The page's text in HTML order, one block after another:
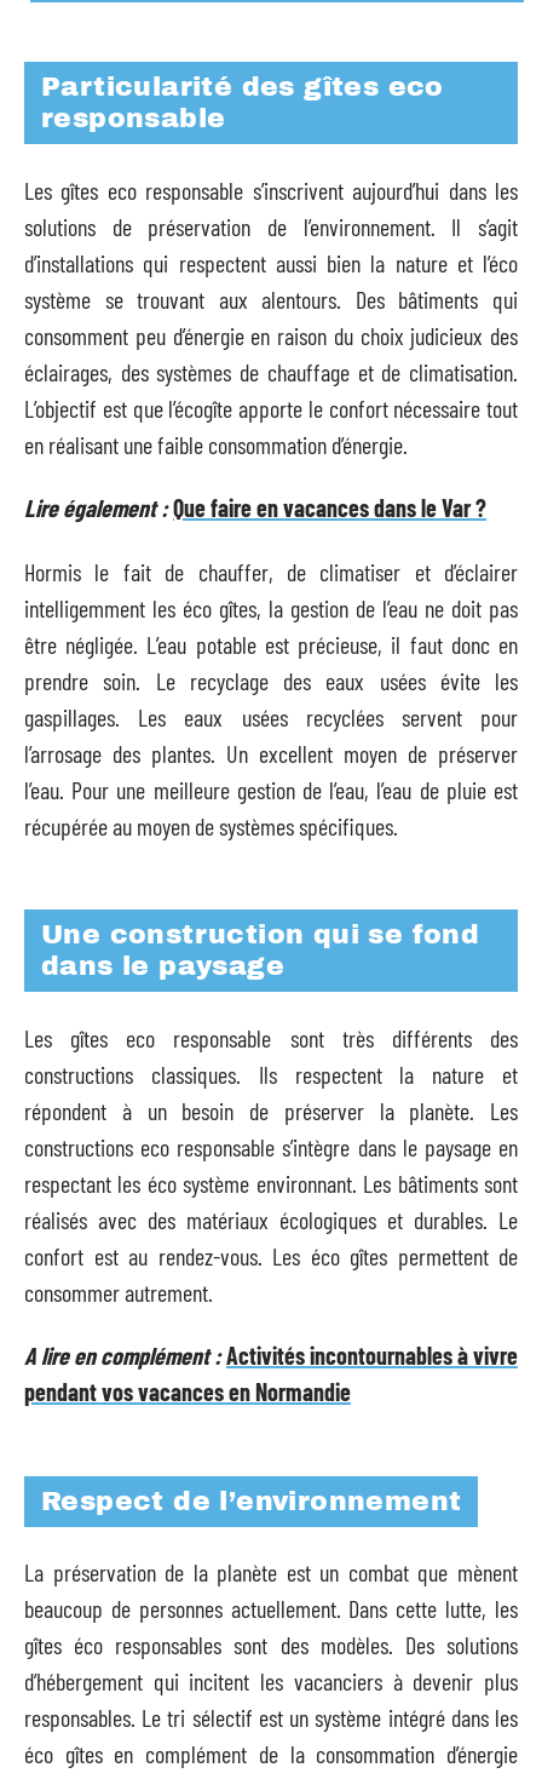
Particularité des gîtes eco
responsable
Les gîtes eco responsable s’inscrivent aujourd’hui dans les
solutions de préservation de l’environnement. Il s’agit
d’installations qui respectent aussi bien la nature et l’éco
système se trouvant aux alentours. Des bâtiments qui
consomment peu d’énergie en raison du choix judicieux des
éclairages, des systèmes de chauffage et de climatisation.
L’objectif est que l’écogîte apporte le confort nécessaire tout
en réalisant une faible consommation d’énergie.
Lire également :Que faire en vacances dans le Var ?
Hormis le fait de chauffer, de climatiser et d’éclairer
intelligemment les éco gîtes, la gestion de l’eau ne doit pas
être négligée. L’eau potable est précieuse, il faut donc en
prendre soin. Le recyclage des eaux usées évite les
gaspillages. Les eaux usées recyclées servent pour
l’arrosage des plantes. Un excellent moyen de préserver
l’eau. Pour une meilleure gestion de l’eau, l’eau de pluie est
récupérée au moyen de systèmes spécifiques.
Une construction qui se fond
dans le paysage
Les gîtes eco responsable sont très différents des
constructions classiques. Ils respectent la nature et
répondent à un besoin de préserver la planète. Les
constructions eco responsable s’intègre dans le paysage en
respectant les éco système environnant. Les bâtiments sont
réalisés avec des matériaux écologiques et durables. Le
confort est au rendez-vous. Les éco gîtes permettent de
consommer autrement.
A lire en complément :Activités incontournables à vivre
pendant vos vacances en Normandie
Respect de l’environnement
La préservation de la planète est un combat que mènent
beaucoup de personnes actuellement. Dans cette lutte, les
gîtes éco responsables sont des modèles. Des solutions
d’hébergement qui incitent les vacanciers à devenir plus
responsables. Le tri sélectif est un système intégré dans les
éco gîtes en complément de la consommation d’énergie